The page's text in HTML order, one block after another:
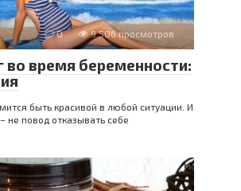
0 9 506 просмотров
во время беременности:
быть красивой в любой ситуации. И
не повод отказывать себе